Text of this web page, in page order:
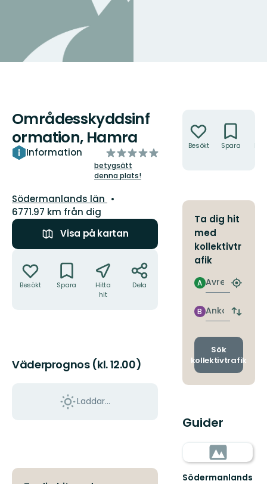
Områdesskyddsinf
ormation, Hamra
Information
av
5
stjärnor
betygsätt
denna plats!
Län:
Södermanlands län
6771.97 km från dig
Visa på kartan
Besökt Spara
Hitta
hit
Dela
Väderprognos (kl. 12.00)
Laddar...
Besökt Spara
Ta dig hit
med
kollektivtr
afik
Avresa
A
Hitta
Ankomst
B
Byt
och
Sök
kollektivtrafik
Guider
Södermanlands